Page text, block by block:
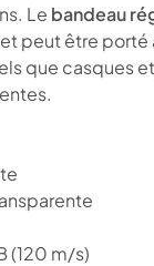
Le bandeau
peut être porté
que casques
(120 m/s)